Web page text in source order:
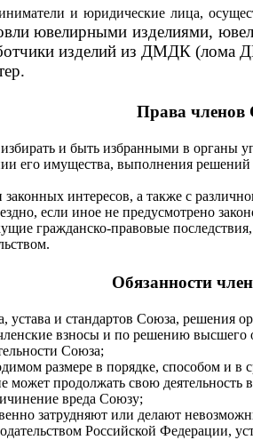
и юридические лица,
ювелирными изделиями,
изделий из ДМДК (лома
Права членов
и быть избранными в органы
его имущества, выполнения
интересов, а также с
если иное не предусмотрено
гражданско-правовые
Обязанности
устава и стандартов Союза, решения
взносы и по решению
Союза;
размере в порядке, способом и
продолжать свою деятельность
вреда Союзу;
затрудняют или делают
Российской Федерации,